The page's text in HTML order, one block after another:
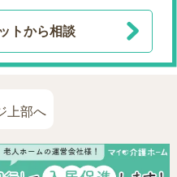
トから相談
上部へ